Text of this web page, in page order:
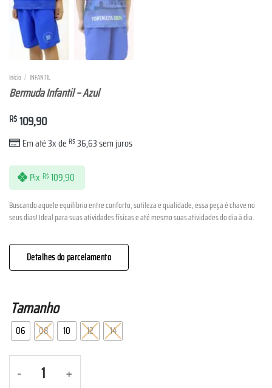
Início / INFANTIL
Bermuda Infantil – Azul
R$109,90
Em até 3x de R$36,63sem juros
Pix R$109,90
Buscando aquele equilíbrio entre conforto, sutileza e qualidade, essa peça é chave no
seus dias! Ideal para suas atividades físicas e até mesmo suas atividades do dia à dia.
Detalhes do parcelamento
Tamanho
06 08 10 12 14